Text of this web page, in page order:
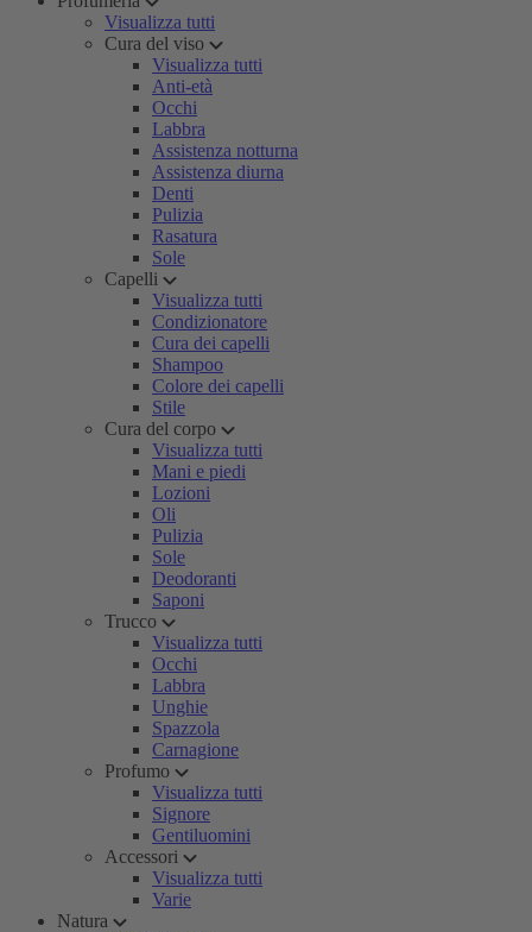
Visualizza tutti
Cura del viso
Visualizza tutti
Anti-età
Occhi
Labbra
Assistenza notturna
Assistenza diurna
Denti
Pulizia
Rasatura
Sole
Capelli
Visualizza tutti
Condizionatore
Cura dei capelli
Shampoo
Colore dei capelli
Stile
Cura del corpo
Visualizza tutti
Mani e piedi
Lozioni
Oli
Pulizia
Sole
Deodoranti
Saponi
Trucco
Visualizza tutti
Occhi
Labbra
Unghie
Spazzola
Carnagione
Profumo
Visualizza tutti
Signore
Gentiluomini
Accessori
Visualizza tutti
Varie
Natura